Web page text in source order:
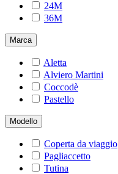
24M
36M
Marca
Aletta
Alviero Martini
Coccodè
Pastello
Modello
Coperta da viaggio
Pagliaccetto
Tutina